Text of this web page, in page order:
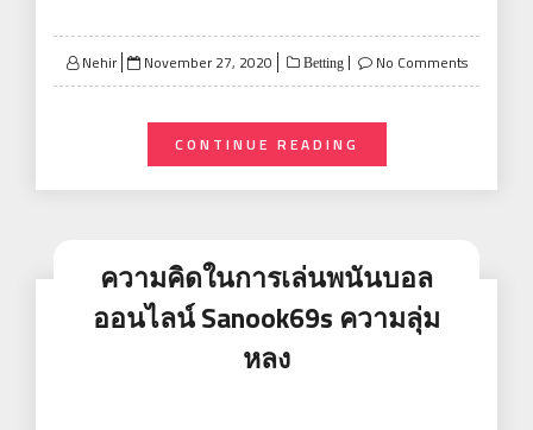
Nehir
Posted
on
November 27, 2020 Betting No Comments
CONTINUE READING
ความคิดในการเล่นพนันบอล
ออนไลน์ Sanook69s ความลุ่ม
หลง